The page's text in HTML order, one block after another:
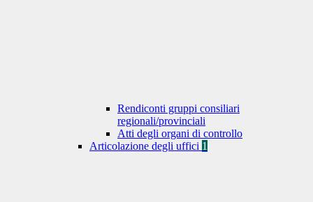
Rendiconti gruppi consiliari
regionali/provinciali
Atti degli organi di controllo
Articolazione degli uffici 1